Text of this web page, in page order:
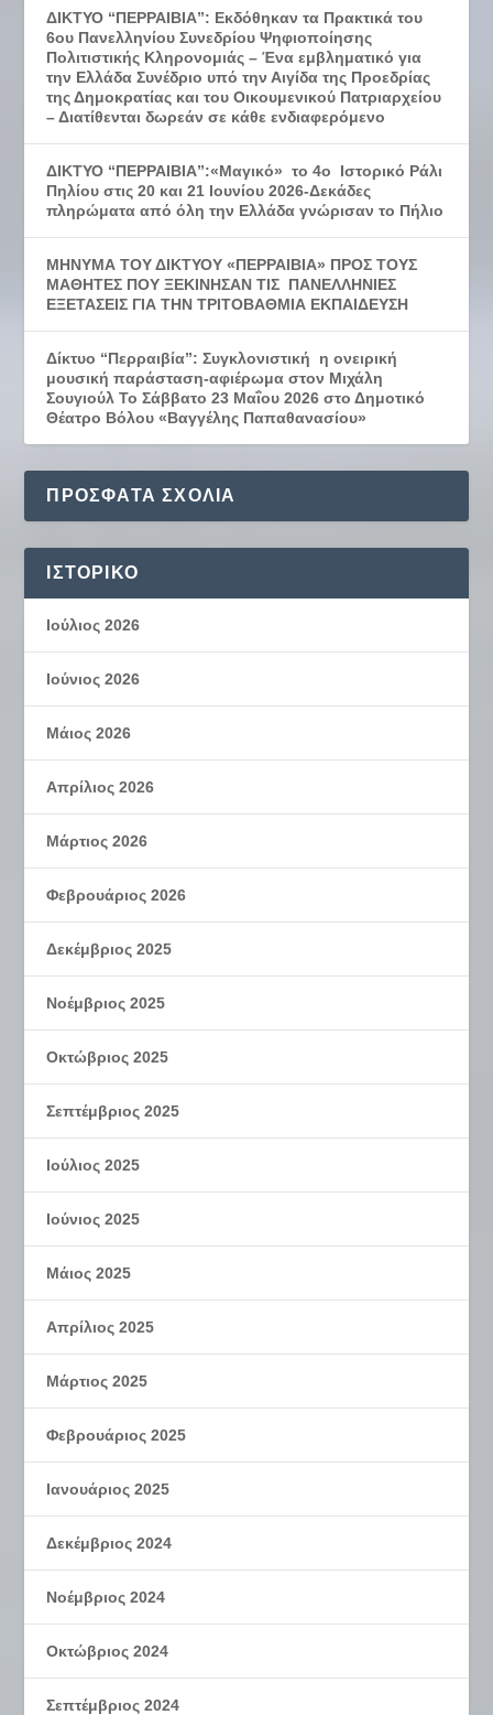
ΔΙΚΤΥΟ “ΠΕΡΡΑΙΒΙΑ”: Εκδόθηκαν τα Πρακτικά του
6ου Πανελληνίου Συνεδρίου Ψηφιοποίησης
Πολιτιστικής Κληρονομιάς – Ένα εμβληματικό για
την Ελλάδα Συνέδριο υπό την Αιγίδα της Προεδρίας
της Δημοκρατίας και του Οικουμενικού Πατριαρχείου
– Διατίθενται δωρεάν σε κάθε ενδιαφερόμενο
ΔΙΚΤΥΟ “ΠΕΡΡΑΙΒΙΑ”:«Μαγικό» το 4ο Ιστορικό Ράλι
Πηλίου στις 20 και 21 Ιουνίου 2026-Δεκάδες
πληρώματα από όλη την Ελλάδα γνώρισαν το Πήλιο
ΜΗΝΥΜΑ ΤΟΥ ΔΙΚΤΥΟΥ «ΠΕΡΡΑΙΒΙΑ» ΠΡΟΣ ΤΟΥΣ
ΜΑΘΗΤΕΣ ΠΟΥ ΞΕΚΙΝΗΣΑΝ ΤΙΣ ΠΑΝΕΛΛΗΝΙΕΣ
ΕΞΕΤΑΣΕΙΣ ΓΙΑ ΤΗΝ ΤΡΙΤΟΒΑΘΜΙΑ ΕΚΠΑΙΔΕΥΣΗ
Δίκτυο “Περραιβία”: Συγκλονιστική η ονειρική
μουσική παράσταση-αφιέρωμα στον Μιχάλη
Σουγιούλ Το Σάββατο 23 Μαΐου 2026 στο Δημοτικό
Θέατρο Βόλου «Βαγγέλης Παπαθανασίου»
ΠΡΌΣΦΑΤΑ ΣΧΌΛΙΑ
ΙΣΤΟΡΙΚΌ
Ιούλιος 2026
Ιούνιος 2026
Μάιος 2026
Απρίλιος 2026
Μάρτιος 2026
Φεβρουάριος 2026
Δεκέμβριος 2025
Νοέμβριος 2025
Οκτώβριος 2025
Σεπτέμβριος 2025
Ιούλιος 2025
Ιούνιος 2025
Μάιος 2025
Απρίλιος 2025
Μάρτιος 2025
Φεβρουάριος 2025
Ιανουάριος 2025
Δεκέμβριος 2024
Νοέμβριος 2024
Οκτώβριος 2024
Σεπτέμβριος 2024